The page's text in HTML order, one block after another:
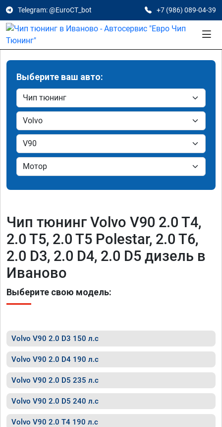
Telegram: @EuroCT_bot +7 (986) 089-04-39
Выберите ваш авто:
Чип тюнинг Volvo V90 2.0 T4,
2.0 T5, 2.0 T5 Polestar, 2.0 T6,
2.0 D3, 2.0 D4, 2.0 D5 дизель в
Иваново
Выберите свою модель:
Volvo V90 2.0 D3 150 л.с
Volvo V90 2.0 D4 190 л.с
Volvo V90 2.0 D5 235 л.с
Volvo V90 2.0 D5 240 л.с
Volvo V90 2.0 T4 190 л.с